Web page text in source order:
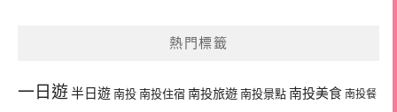
熱門標籤
一日遊半日遊 南投 南投住宿 南投旅遊 南投景點 南投美食 南投餐